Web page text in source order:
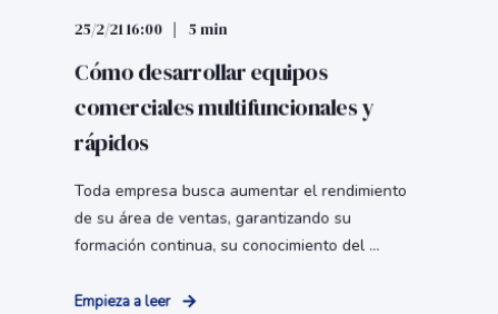
25/2/21 16:00 5 min
Cómo desarrollar equipos
comerciales multifuncionales y
rápidos
Toda empresa busca aumentar el rendimiento
de su área de ventas, garantizando su
formación continua, su conocimiento del ...
Empieza a leer